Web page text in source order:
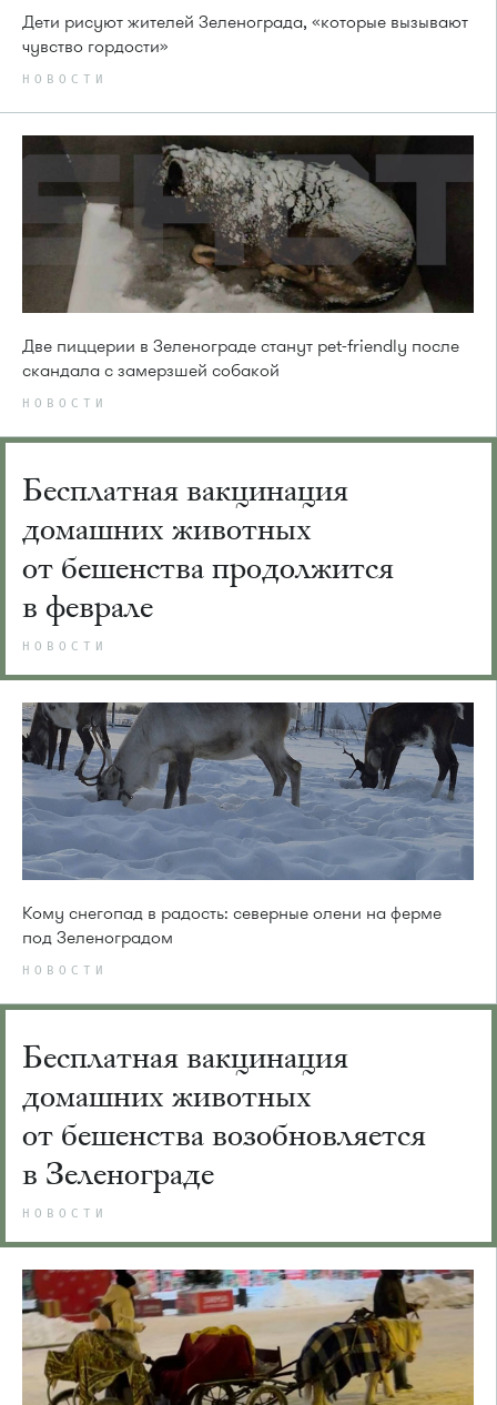
Дети рисуют жителей Зеленограда, «которые вызывают
чувство гордости»
НОВОСТИ
Две пиццерии в Зеленограде станут pet-friendly после
скандала с замерзшей собакой
НОВОСТИ
Бесплатная вакцинация
домашних животных
от бешенства продолжится
в феврале
НОВОСТИ
Кому снегопад в радость: северные олени на ферме
под Зеленоградом
НОВОСТИ
Бесплатная вакцинация
домашних животных
от бешенства возобновляется
в Зеленограде
НОВОСТИ